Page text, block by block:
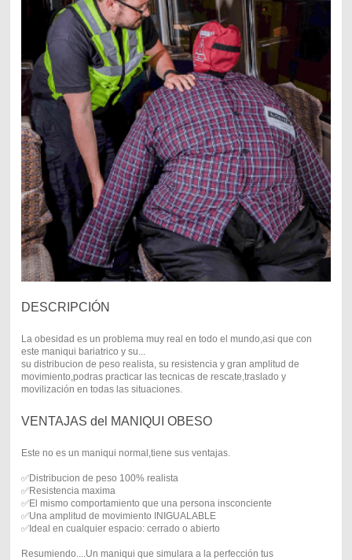
DESCRIPCIÓN
La obesidad es un problema muy real en todo el mundo,asi que con
este maniqui bariatrico y su...
su distribucion de peso realista, su resistencia y gran amplitud de
movimiento,podras practicar las tecnicas de rescate,traslado y
movilización en todas las situaciones.
VENTAJAS del MANIQUI OBESO
Este no es un maniqui normal,tiene sus ventajas.
✅Distribucion de peso 100% realista
✅Resistencia maxima
✅El mismo comportamiento que una persona insconciente
✅Una amplitud de movimiento INIGUALABLE
✅Ideal en cualquier espacio: cerrado o abierto
Resumiendo....Un maniqui que simulara a la perfección tus